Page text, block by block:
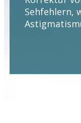
Sehfehlern,